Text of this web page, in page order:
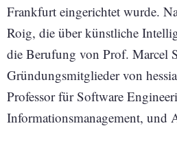
Frankfurt eingerichtet wurde.
Roig, die über künstliche
die Berufung von Prof. Marcel
Gründungsmitglieder von
Professor für Software
Informationsmanagement, und